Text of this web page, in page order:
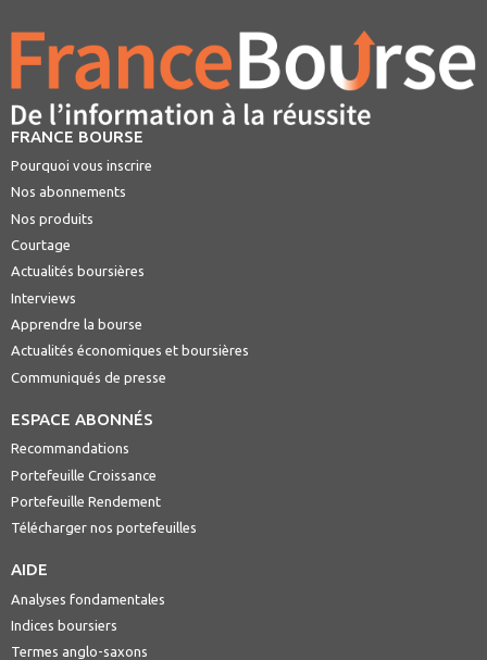
FRANCE BOURSE
Pourquoi vous inscrire
Nos abonnements
Nos produits
Courtage
Actualités boursières
Interviews
Apprendre la bourse
Actualités économiques et boursières
Communiqués de presse
ESPACE ABONNÉS
Recommandations
Portefeuille Croissance
Portefeuille Rendement
Télécharger nos portefeuilles
AIDE
Analyses fondamentales
Indices boursiers
Termes anglo-saxons